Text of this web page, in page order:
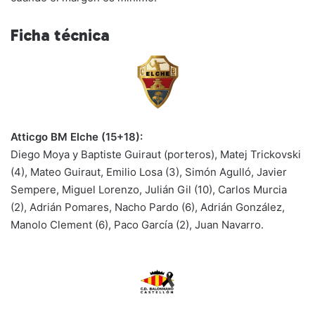
Ficha técnica
Atticgo BM Elche (15+18):
Diego Moya y Baptiste Guiraut (porteros), Matej Trickovski
(4), Mateo Guiraut, Emilio Losa (3), Simón Agulló, Javier
Sempere, Miguel Lorenzo, Julián Gil (10), Carlos Murcia
(2), Adrián Pomares, Nacho Pardo (6), Adrián González,
Manolo Clement (6), Paco García (2), Juan Navarro.